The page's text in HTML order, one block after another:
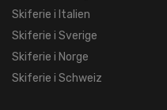
Skiferie i Italien
Skiferie i Sverige
Skiferie i Norge
Skiferie i Schweiz